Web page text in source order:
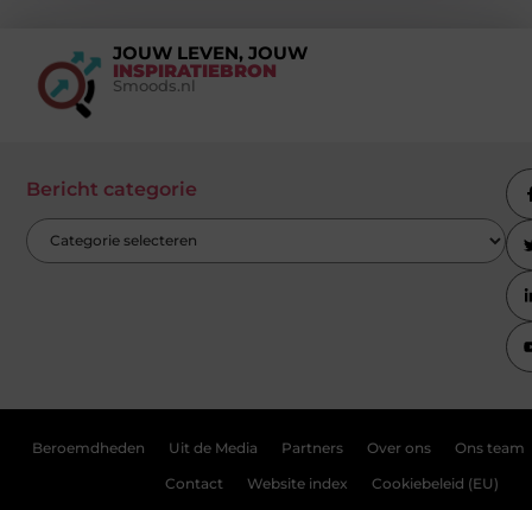
JOUW LEVEN, JOUW
INSPIRATIEBRON
Smoods.nl
Bericht categorie
Beroemdheden Uit de Media Partners Over ons Ons team
Contact Website index Cookiebeleid (EU)